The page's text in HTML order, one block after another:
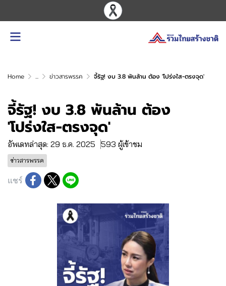
Home ... ข่าวสารพรรค จี้รัฐ! งบ 3.8 พันล้าน ต้อง 'โปร่งใส-ตรงจุด'
จี้รัฐ! งบ 3.8 พันล้าน ต้อง
'โปร่งใส-ตรงจุด'
อัพเดทล่าสุด: 29 ธ.ค. 2025 593 ผู้เข้าชม
ข่าวสารพรรค
แชร์